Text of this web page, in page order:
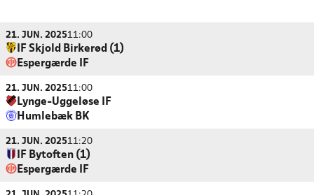
21. JUN. 202511:00
IF Skjold Birkerød (1)
Espergærde IF
21. JUN. 202511:00
Lynge-Uggeløse IF
Humlebæk BK
21. JUN. 202511:20
IF Bytoften (1)
Espergærde IF